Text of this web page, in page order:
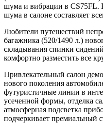
шума и вибрации в CS75FL.
шума в салоне составляет
Любители путешествий
багажника (520/1490 л.)
складывания спинки
комфортно разместить все
Привлекательный салон
нового поколения
футуристичные линии в
усеченной формы, отделка
атмосферная подсветка
подчеркивает премиальный